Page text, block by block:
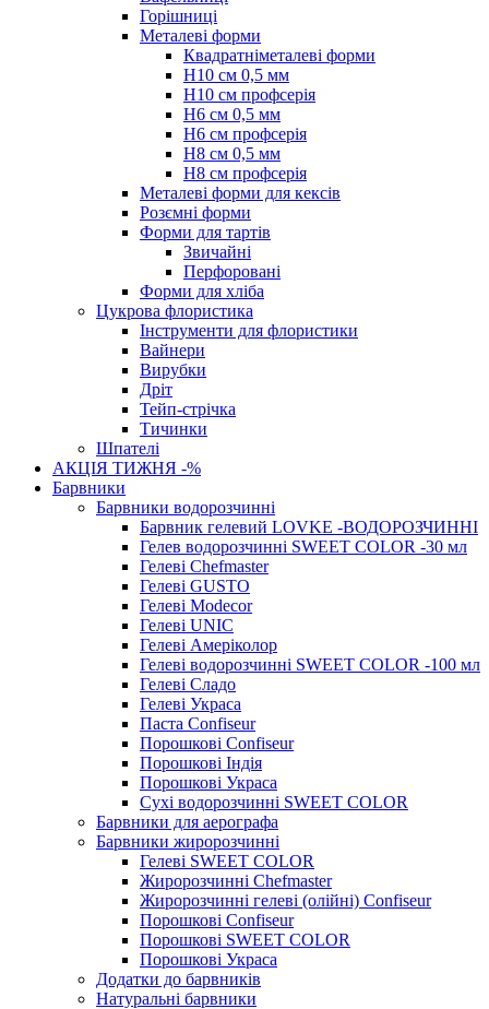
Горішниці
Металеві форми
Квадратніметалеві форми
Н10 см 0,5 мм
Н10 см профсерія
Н6 см 0,5 мм
Н6 см профсерія
Н8 см 0,5 мм
Н8 см профсерія
Металеві форми для кексів
Розємні форми
Форми для тартів
Звичайні
Перфоровані
Форми для хліба
Цукрова флористика
Інструменти для флористики
Вайнери
Вирубки
Дріт
Тейп-стрічка
Тичинки
Шпателі
АКЦІЯ ТИЖНЯ -%
Барвники
Барвники водорозчинні
Барвник гелевий LOVKE -ВОДОРОЗЧИННІ
Гелев водорозчинні SWEET COLOR -30 мл
Гелеві Chefmaster
Гелеві GUSTO
Гелеві Modecor
Гелеві UNIC
Гелеві Амеріколор
Гелеві водорозчинні SWEET COLOR -100 мл
Гелеві Сладо
Гелеві Украса
Паста Confiseur
Порошкові Confiseur
Порошкові Індія
Порошкові Украса
Сухі водорозчинні SWEET COLOR
Барвники для аерографа
Барвники жиророзчинні
Гелеві SWEET COLOR
Жиророзчинні Chefmaster
Жиророзчинні гелеві (олійні) Confiseur
Порошкові Confiseur
Порошкові SWEET COLOR
Порошкові Украса
Додатки до барвників
Натуральні барвники